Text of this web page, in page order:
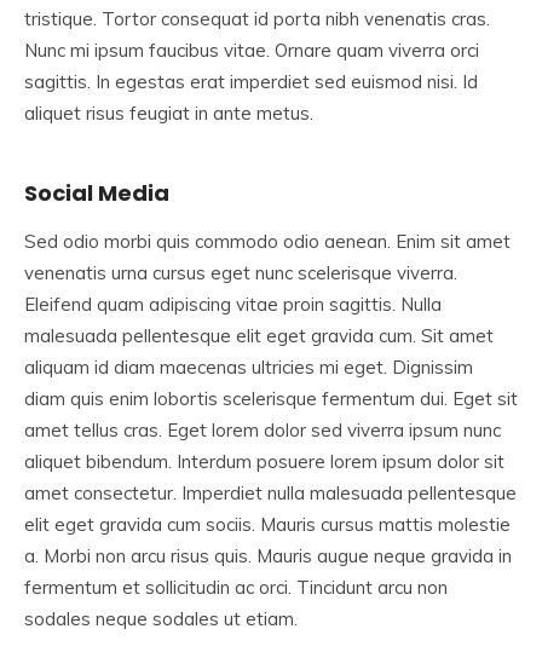
tristique. Tortor consequat id porta nibh venenatis cras.
Nunc mi ipsum faucibus vitae. Ornare quam viverra orci
sagittis. In egestas erat imperdiet sed euismod nisi. Id
aliquet risus feugiat in ante metus.
Social Media
Sed odio morbi quis commodo odio aenean. Enim sit amet
venenatis urna cursus eget nunc scelerisque viverra.
Eleifend quam adipiscing vitae proin sagittis. Nulla
malesuada pellentesque elit eget gravida cum. Sit amet
aliquam id diam maecenas ultricies mi eget. Dignissim
diam quis enim lobortis scelerisque fermentum dui. Eget sit
amet tellus cras. Eget lorem dolor sed viverra ipsum nunc
aliquet bibendum. Interdum posuere lorem ipsum dolor sit
amet consectetur. Imperdiet nulla malesuada pellentesque
elit eget gravida cum sociis. Mauris cursus mattis molestie
a. Morbi non arcu risus quis. Mauris augue neque gravida in
fermentum et sollicitudin ac orci. Tincidunt arcu non
sodales neque sodales ut etiam.